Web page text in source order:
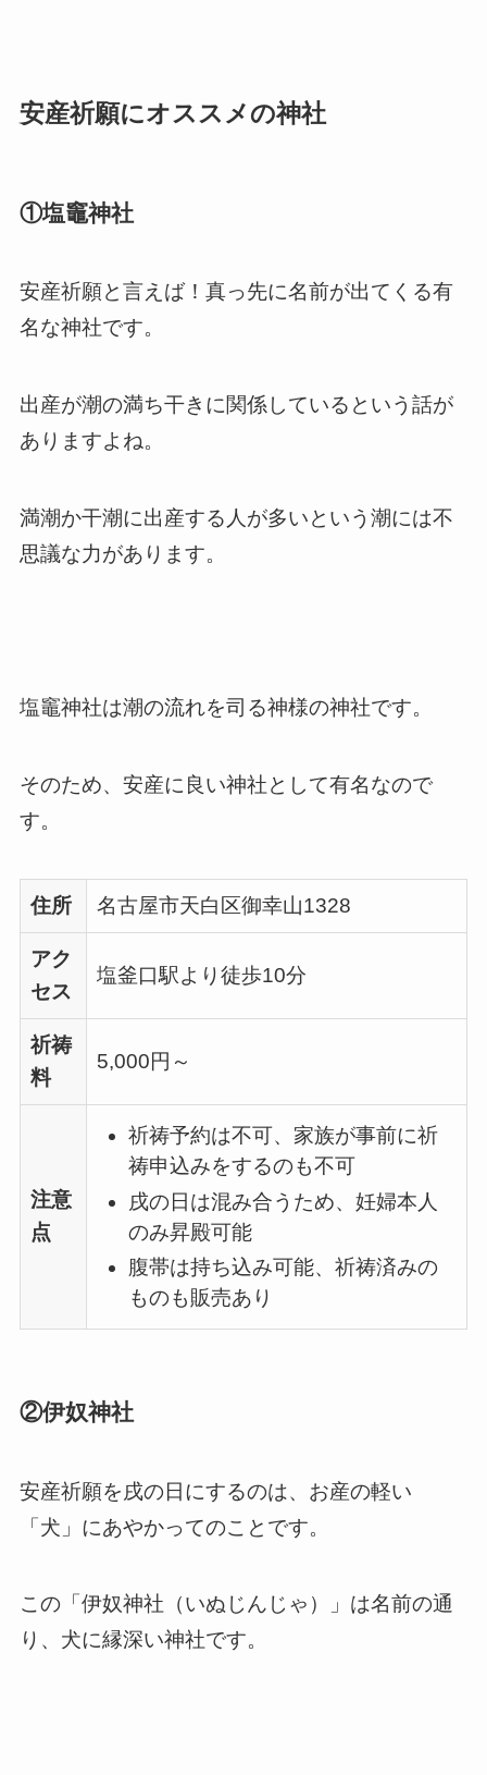
安産祈願にオススメの神社
①塩竈神社
安産祈願と言えば！真っ先に名前が出てくる有
名な神社です。
出産が潮の満ち干きに関係しているという話が
ありますよね。
満潮か干潮に出産する人が多いという潮には不
思議な力があります。
塩竈神社は潮の流れを司る神様の神社です。
そのため、安産に良い神社として有名なので
す。
住所 名古屋市天白区御幸山1328
アク
セス
塩釜口駅より徒歩10分
祈祷
料
5,000円～
注意
点
祈祷予約は不可、家族が事前に祈
祷申込みをするのも不可
戌の日は混み合うため、妊婦本人
のみ昇殿可能
腹帯は持ち込み可能、祈祷済みの
ものも販売あり
②伊奴神社
安産祈願を戌の日にするのは、お産の軽い
「犬」にあやかってのことです。
この「伊奴神社（いぬじんじゃ）」は名前の通
り、犬に縁深い神社です。